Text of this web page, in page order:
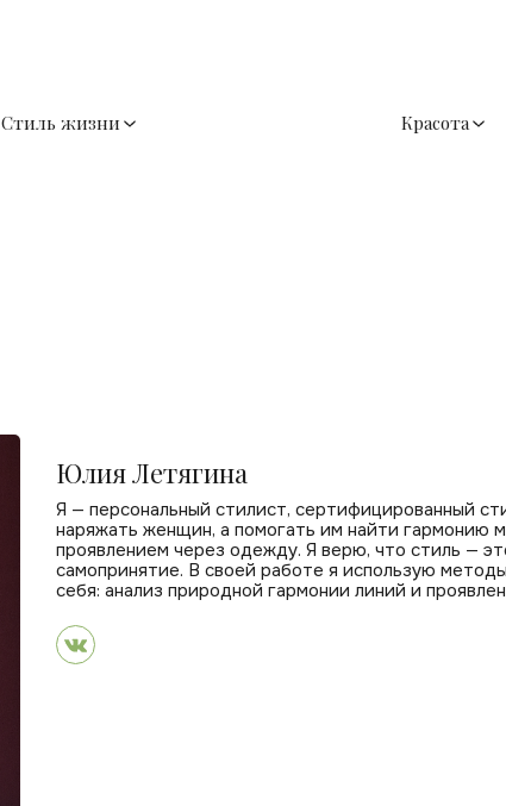
Стиль жизни Красота
Юлия Летягина
Я — персональный стилист, сертифицированный
наряжать женщин, а помогать им найти гармонию
проявлением через одежду. Я верю, что стиль —
самопринятие. В своей работе я использую
себя: анализ природной гармонии линий и